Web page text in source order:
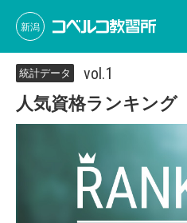
新潟
統計データ vol.1
人気資格ランキング